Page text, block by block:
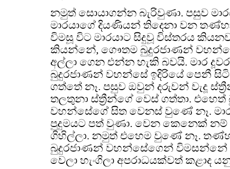
නමුත් සොයාගන්න බැරිවුණා. පසුව
මාරයාගේ දියණියන් තිදෙනා වන
විමසූ විට මාරයාට සිදුවූ විස්තරය
කියන්නේ, ගෞතම බුදුරජාණන්
අල්ලා ගෙන එන්න හැකි බවයි. මාර
බුදුරජාණන් වහන්සේ ඉදිරියේ පෙනී
ගත්තේ නෑ. පසුව ඔවුන් දරුවන් වැදූ
තලතුනා ස්ත්‍රීන්ගේ වෙස් ගත්තා.
වහන්සේගේ සිත වෙනස් වුණේ නෑ.
පුදුමයට පත් වුණා. වෙන කෙනෙක් නම්
ගිහිල්ලා. නමුත් එහෙම වුණේ නෑ.
බුදුරජාණන් වහන්සේගෙන් විමසන්නේ
වෙලා හැංගිලා අපරාධයක්වත් කළාද